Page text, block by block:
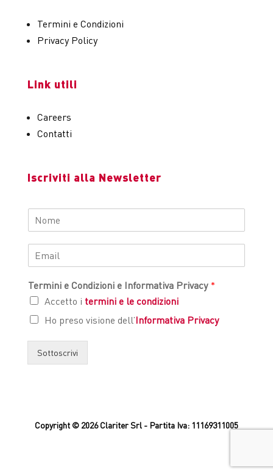
Termini e Condizioni
Privacy Policy
Link utili
Careers
Contatti
Iscriviti alla Newsletter
Termini e Condizioni e Informativa Privacy *
Accetto i termini e le condizioni
Ho preso visione dell’Informativa Privacy
Sottoscrivi
Copyright © 2026 Clariter Srl - Partita Iva: 11169311005